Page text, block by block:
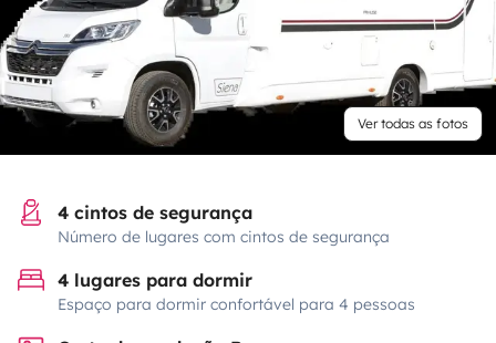
Ver todas as fotos
4 cintos de segurança
Número de lugares com cintos de segurança
4 lugares para dormir
Espaço para dormir confortável para 4 pessoas